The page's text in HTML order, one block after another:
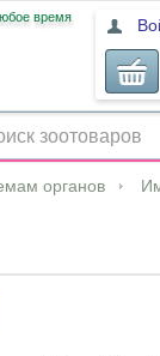
время
органов